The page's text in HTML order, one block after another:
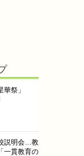
祭」
説明会…教
一貫教育の